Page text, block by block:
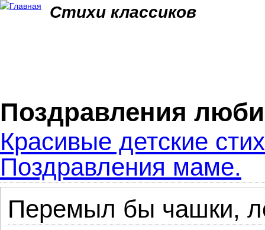
Стихи классиков
Поздравления
Красивые детские
Поздравления маме.
Перемыл бы чашки,